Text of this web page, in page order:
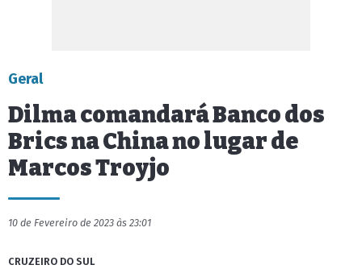
Geral
Dilma comandará Banco dos
Brics na China no lugar de
Marcos Troyjo
10 de Fevereiro de 2023 às 23:01
CRUZEIRO DO SUL